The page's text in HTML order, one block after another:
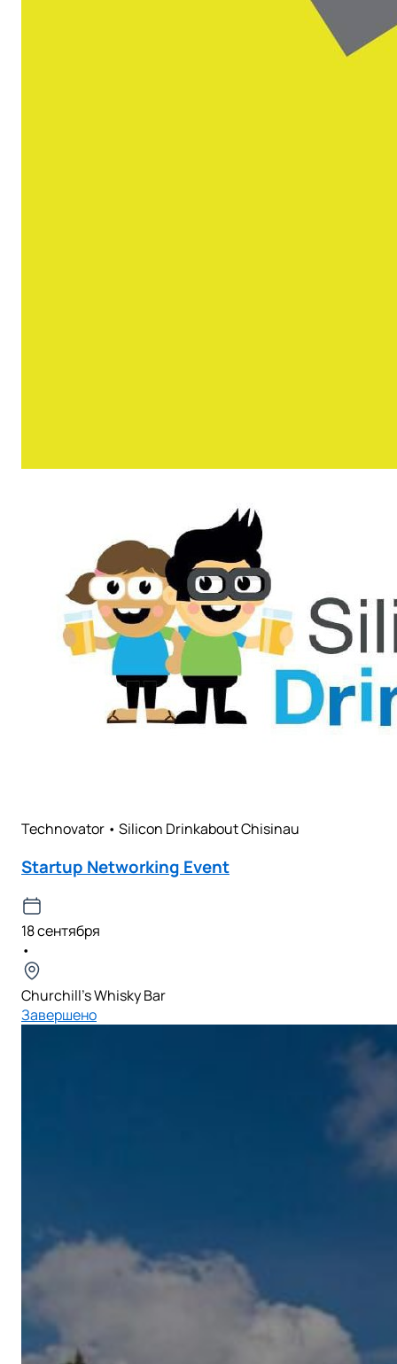
Technovator • Silicon Drinkabout Chisinau
Startup Networking Event
18 сентября
•
Churchill’s Whisky Bar
Завершено